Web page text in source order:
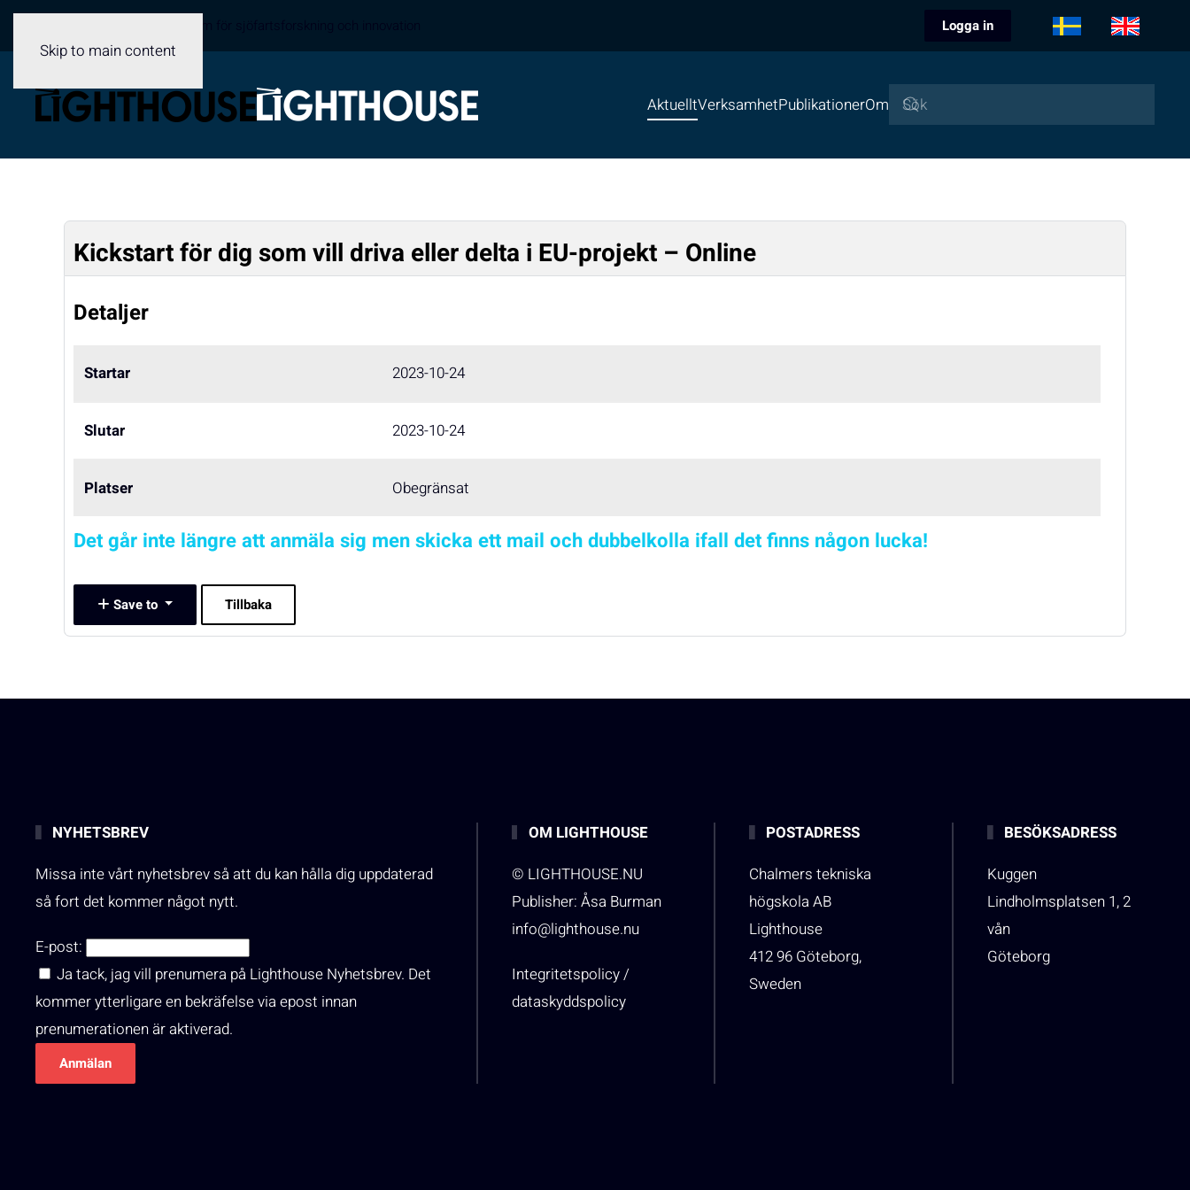
Skip to main content
Logga in
AktuelltVerksamhetPublikationerOm
Kickstart för dig som vill driva eller delta i EU-projekt – Online
Detaljer
Startar 2023-10-24
Slutar 2023-10-24
Platser Obegränsat
Det går inte längre att anmäla sig men skicka ett mail och dubbelkolla ifall det finns någon lucka!
Save to Tillbaka
NYHETSBREV
Missa inte vårt nyhetsbrev så att du kan hålla dig uppdaterad
så fort det kommer något nytt.
E-post:
Ja tack, jag vill prenumera på Lighthouse Nyhetsbrev. Det
kommer ytterligare en bekräfelse via epost innan
prenumerationen är aktiverad.
OM LIGHTHOUSE
© LIGHTHOUSE.NU
Publisher: Åsa Burman
info@lighthouse.nu
Integritetspolicy /
dataskyddspolicy
POSTADRESS
Chalmers tekniska
högskola AB
Lighthouse
412 96 Göteborg,
Sweden
BESÖKSADRESS
Kuggen
Lindholmsplatsen 1, 2
vån
Göteborg